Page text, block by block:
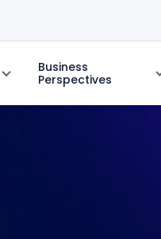
Business
Perspectives